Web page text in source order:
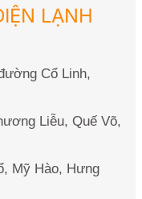
LẠNH
Cổ Linh,
Liễu, Quế Võ,
Mỹ Hào, Hưng